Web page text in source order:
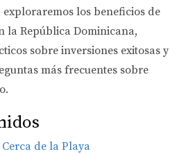
los beneficios de
la República Dominicana,
sobre inversiones exitosas y
más frecuentes sobre
de la Playa